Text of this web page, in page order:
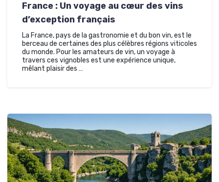
France : Un voyage au cœur des vins
d’exception français
La France, pays de la gastronomie et du bon vin, est le
berceau de certaines des plus célèbres régions viticoles
du monde. Pour les amateurs de vin, un voyage à
travers ces vignobles est une expérience unique,
mêlant plaisir des …